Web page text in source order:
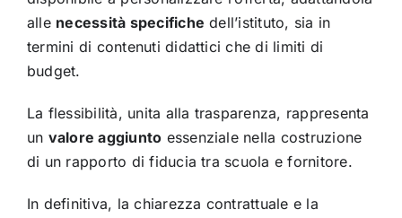
alle necessità specifiche dell’istituto, sia in
termini di contenuti didattici che di limiti di
budget.
La flessibilità, unita alla trasparenza, rappresenta
un valore aggiunto essenziale nella costruzione
di un rapporto di fiducia tra scuola e fornitore.
In definitiva, la chiarezza contrattuale e la